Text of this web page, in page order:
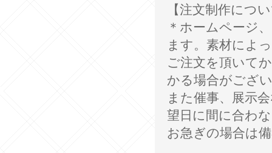
【注文制作につ
＊ホームページ
ます。素材によ
ご注文を頂いて
かる場合がござ
また催事、展示
望日に間に合わ
お急ぎの場合は